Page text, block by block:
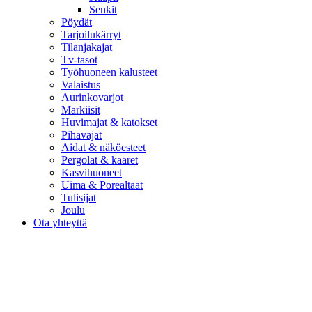
Senkit
Pöydät
Tarjoilukärryt
Tilanjakajat
Tv-tasot
Työhuoneen kalusteet
Valaistus
Aurinkovarjot
Markiisit
Huvimajat & katokset
Pihavajat
Aidat & näköesteet
Pergolat & kaaret
Kasvihuoneet
Uima & Porealtaat
Tulisijat
Joulu
Ota yhteyttä